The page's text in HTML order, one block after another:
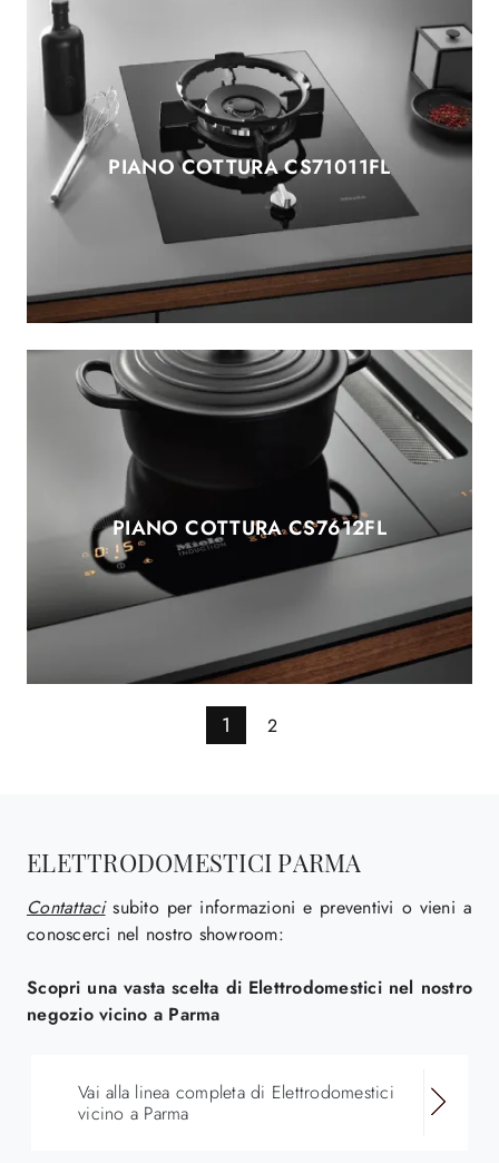
PIANO COTTURA CS71011FL
PIANO COTTURA CS7612FL
1 2
ELETTRODOMESTICI PARMA
Contattacisubito per informazioni e preventivi o vieni a
conoscerci nel nostro showroom:
Scopri una vasta scelta di Elettrodomestici nel nostro
negozio vicino a Parma
Vai alla linea completa di Elettrodomestici
vicino a Parma